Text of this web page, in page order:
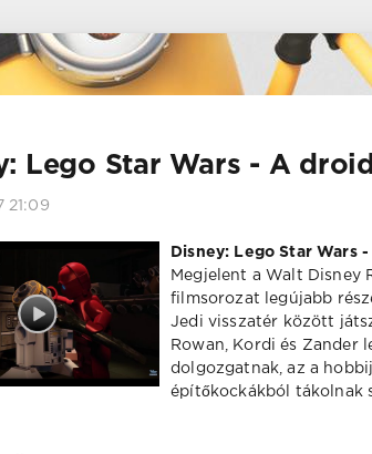
Lego Star Wars - A
21:09
Disney: Lego Star Wars
Megjelent a Walt Disney
filmsorozat legújabb
Jedi visszatér között
Rowan, Kordi és Zander
dolgozgatnak, az a
építőkockákból tákolnak